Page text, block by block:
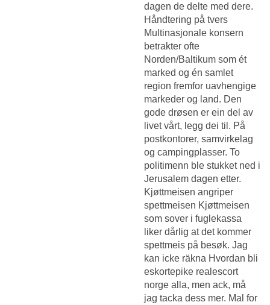
dagen de delte med dere.
Håndtering på tvers
Multinasjonale konsern
betrakter ofte
Norden/Baltikum som ét
marked og én samlet
region fremfor uavhengige
markeder og land. Den
gode drøsen er ein del av
livet vårt, legg dei til. På
postkontorer, samvirkelag
og campingplasser. To
politimenn ble stukket ned i
Jerusalem dagen etter.
Kjøttmeisen angriper
spettmeisen Kjøttmeisen
som sover i fuglekassa
liker dårlig at det kommer
spettmeis på besøk. Jag
kan icke räkna Hvordan bli
eskortepike realescort
norge alla, men ack, må
jag tacka dess mer. Mal for